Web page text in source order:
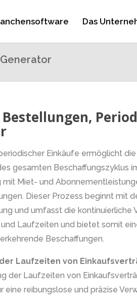
Das
Einkäufe ermöglicht
gesamten Beschaffungszyklus
mit Miet- und
Dieser Prozess beginnt mit
und umfasst die kontinuierliche
Laufzeiten und bietet somit
Beschaffungen.
Laufzeiten von
der Laufzeiten von
eine reibungslose und präzise